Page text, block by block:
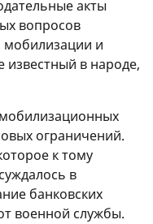
акты
вопросов
и
известный в народе,
ограничений.
к тому
в
банковских
военной службы.